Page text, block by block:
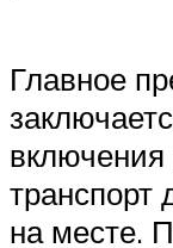
Главное
включения
транспорт
на месте.